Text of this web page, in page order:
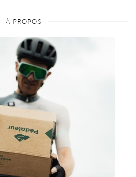
À PROPOS